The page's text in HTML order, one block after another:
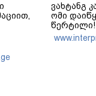
ვახტანგ
ომი
წერტილი!